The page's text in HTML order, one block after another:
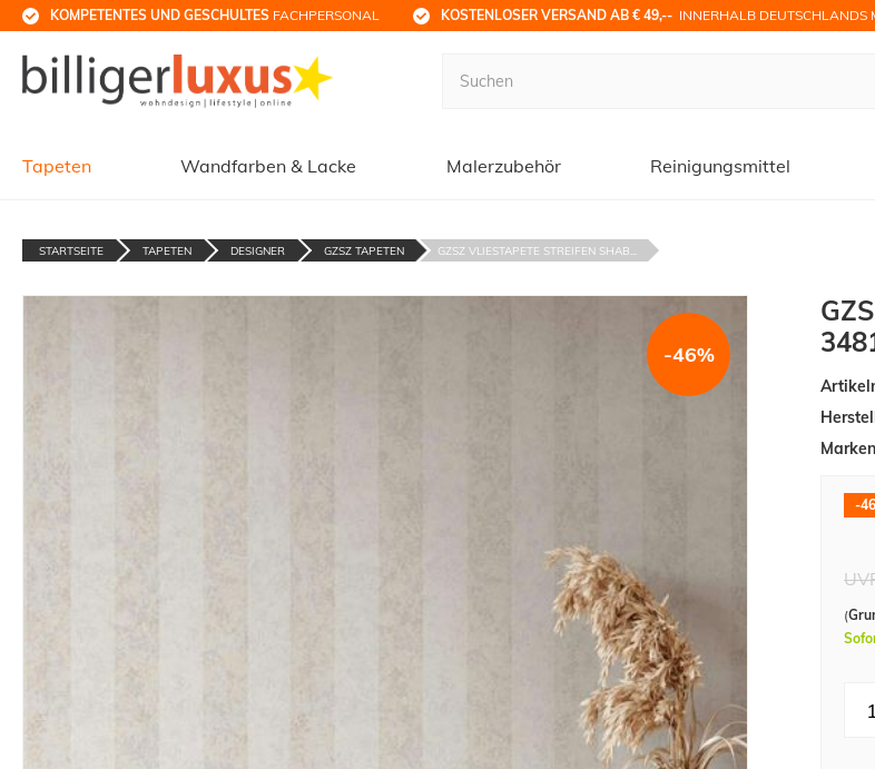
KOMPETENTES UND GESCHULTES FACHPERSONAL KOSTENLOSER VERSAND AB € 49,-- INNERHALB DEUTSCHLANDS
Tapeten Wandfarben & Lacke Malerzubehör Reinigungsmittel
STARTSEITE TAPETEN DESIGNER GZSZ TAPETEN GZSZ VLIESTAPETE STREIFEN SHAB...
-46%
-
(